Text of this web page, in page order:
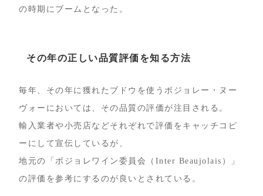
の時期にブームとなった。
その年の正しい品質評価を知る方法
毎年、その年に獲れたブドウを使うボジョレー・ヌー
ヴォーにおいては、その品質の評価が注目される。
輸入業者や小売店などそれぞれで評価をキャッチコピ
ーにして宣伝しているが、
地元の「ボジョレワイン委員会（Inter Beaujolais）」
の評価を参考にするのが良いとされている。